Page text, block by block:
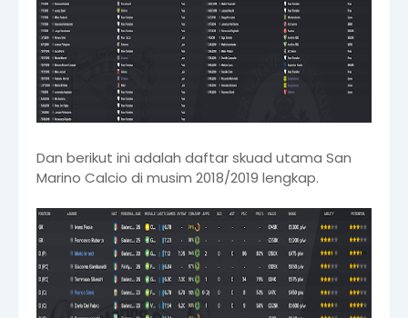
Dan berikut ini adalah daftar skuad utama San
Marino Calcio di musim 2018/2019 lengkap.